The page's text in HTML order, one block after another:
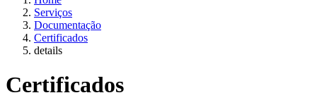
Serviços
Documentação
Certificados
details
Certificados